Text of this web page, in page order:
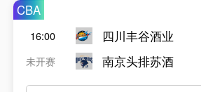
CBA
16:00
未开赛
四川丰谷酒业
南京头排苏酒